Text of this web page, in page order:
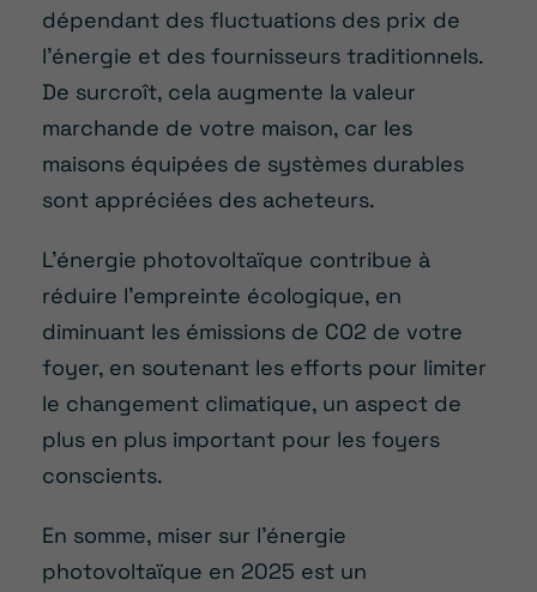
dépendant des fluctuations des prix de
l’énergie et des fournisseurs traditionnels.
De surcroît, cela augmente la valeur
marchande de votre maison, car les
maisons équipées de systèmes durables
sont appréciées des acheteurs.
L’énergie photovoltaïque contribue à
réduire l’empreinte écologique, en
diminuant les émissions de CO2 de votre
foyer, en soutenant les efforts pour limiter
le changement climatique, un aspect de
plus en plus important pour les foyers
conscients.
En somme, miser sur l’énergie
photovoltaïque en 2025 est un